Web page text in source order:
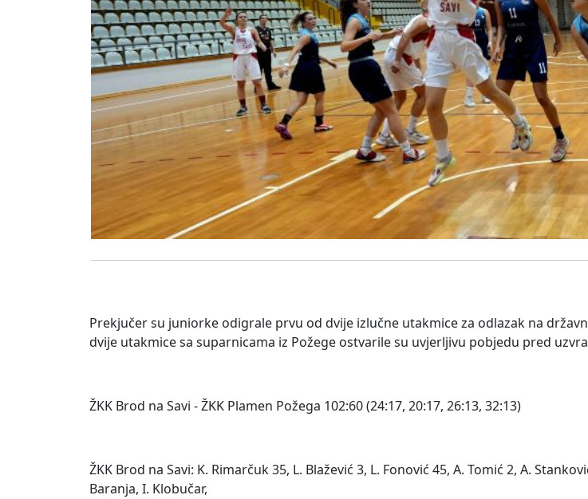
Prekjučer su juniorke odigrale prvu od dvije izlučne utakmice za odlazak na
dvije utakmice sa suparnicama iz Požege ostvarile su uvjerljivu pobjedu pred
ŽKK Brod na Savi - ŽKK Plamen Požega 102:60 (24:17, 20:17, 26:13, 32:13)
ŽKK Brod na Savi: K. Rimarčuk 35, L. Blažević 3, L. Fonović 45, A. Tomić 2, A.
Baranja, I. Klobučar,